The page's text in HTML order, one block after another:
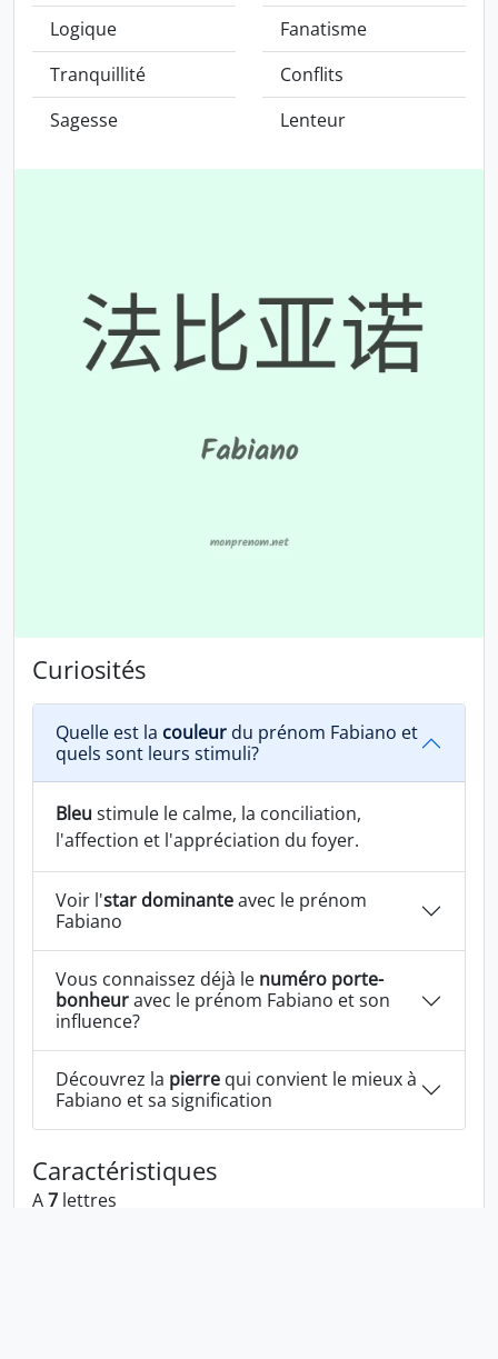
Logique
Tranquillité
Sagesse
Fanatisme
Conflits
Lenteur
Curiosités
Quelle est la couleur du prénom Fabiano et
quels sont leurs stimuli?
Bleu stimule le calme, la conciliation,
l'affection et l'appréciation du foyer.
Voir l'star dominanteavec le prénom
Fabiano
Vous connaissez déjà le numéro porte-
bonheuravec le prénom Fabiano et son
influence?
Découvrez la pierre qui convient le mieux à
Fabiano et sa signification
Caractéristiques
A7 lettres